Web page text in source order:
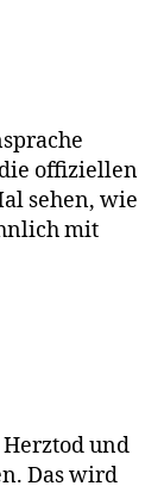
offiziellen
sehen, wie
mit
und
Das wird